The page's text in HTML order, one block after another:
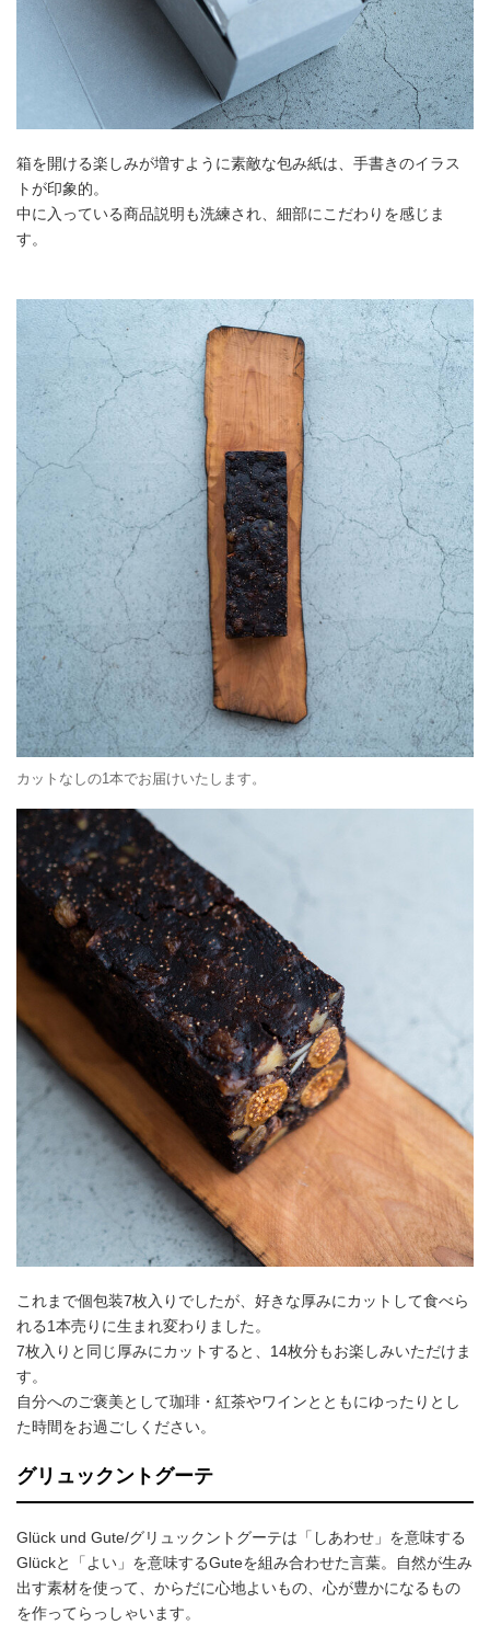
箱を開ける楽しみが増すように素敵な包み紙は、手書きのイラス
トが印象的。
中に入っている商品説明も洗練され、細部にこだわりを感じま
す。
カットなしの1本でお届けいたします。
これまで個包装7枚入りでしたが、好きな厚みにカットして食べら
れる1本売りに生まれ変わりました。
7枚入りと同じ厚みにカットすると、14枚分もお楽しみいただけま
す。
自分へのご褒美として珈琲・紅茶やワインとともにゆったりとし
た時間をお過ごしください。
グリュックントグーテ
Glück und Gute/グリュックントグーテは「しあわせ」を意味する
Glückと「よい」を意味するGuteを組み合わせた言葉。自然が生み
出す素材を使って、からだに心地よいもの、心が豊かになるもの
を作ってらっしゃいます。